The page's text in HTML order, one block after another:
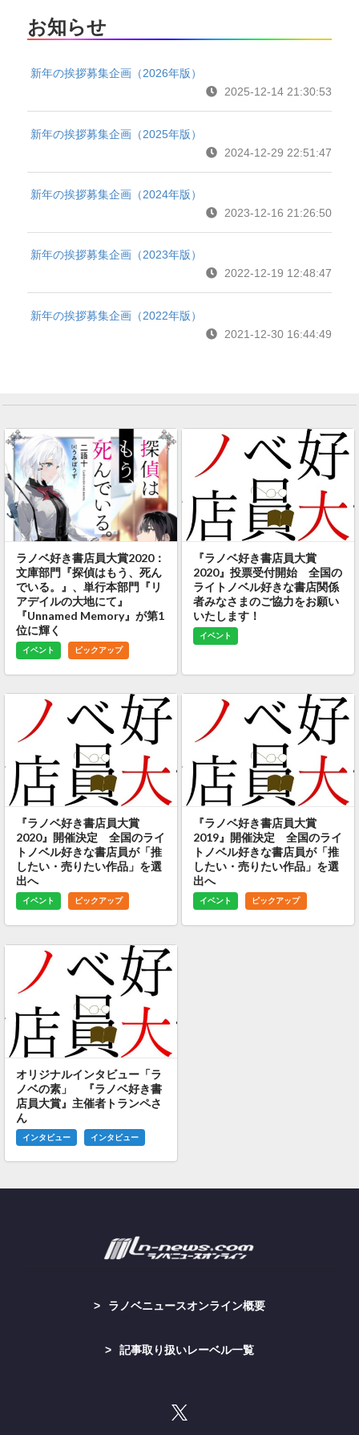
お知らせ
新年の挨拶募集企画（2026年版）
2025-12-14 21:30:53
新年の挨拶募集企画（2025年版）
2024-12-29 22:51:47
新年の挨拶募集企画（2024年版）
2023-12-16 21:26:50
新年の挨拶募集企画（2023年版）
2022-12-19 12:48:47
新年の挨拶募集企画（2022年版）
2021-12-30 16:44:49
ラノベ好き書店員大賞2020：
文庫部門『探偵はもう、死ん
でいる。』、単行本部門『リ
アデイルの大地にて』
『Unnamed Memory』が第1
位に輝く
イベント ピックアップ
『ラノベ好き書店員大賞
2020』投票受付開始 全国の
ライトノベル好きな書店関係
者みなさまのご協力をお願い
いたします！
イベント
『ラノベ好き書店員大賞
2020』開催決定 全国のライ
トノベル好きな書店員が「推
したい・売りたい作品」を選
出へ
イベント ピックアップ
『ラノベ好き書店員大賞
2019』開催決定 全国のライ
トノベル好きな書店員が「推
したい・売りたい作品」を選
出へ
イベント ピックアップ
オリジナルインタビュー「ラ
ノベの素」 『ラノベ好き書
店員大賞』主催者トランペさ
ん
インタビュー インタビュー
ラノベニュースオンライン概要
記事取り扱いレーベル一覧